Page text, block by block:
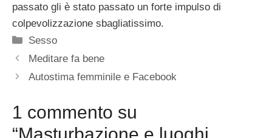
passato gli è stato passato un forte impulso di
colpevolizzazione sbagliatissimo.
Categorie
Sesso
Meditare fa bene
Autostima femminile e Facebook
1 commento su